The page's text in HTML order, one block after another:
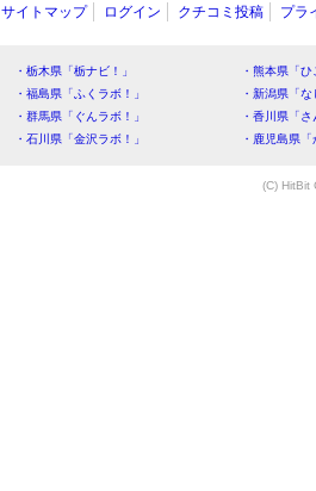
サイトマップ ログイン クチコミ投稿 プラ
・栃木県「栃ナビ！」
・熊本県「
・福島県「ふくラボ！」
・新潟県「
・群馬県「ぐんラボ！」
・香川県「
・石川県「金沢ラボ！」
・鹿児島県
(C) HitBit